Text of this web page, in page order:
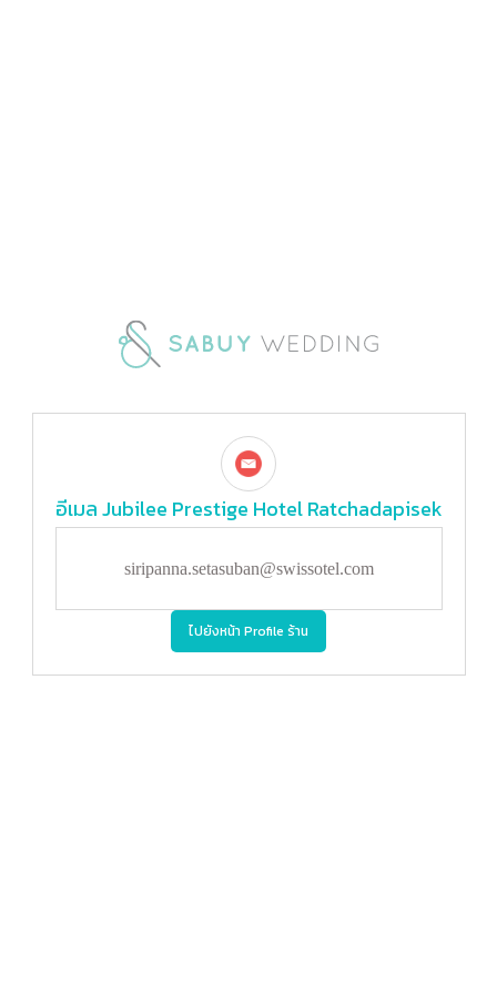
อีเมลJubilee Prestige Hotel Ratchadapisek
siripanna.setasuban@swissotel.com
ไปยังหน้า Profile ร้าน